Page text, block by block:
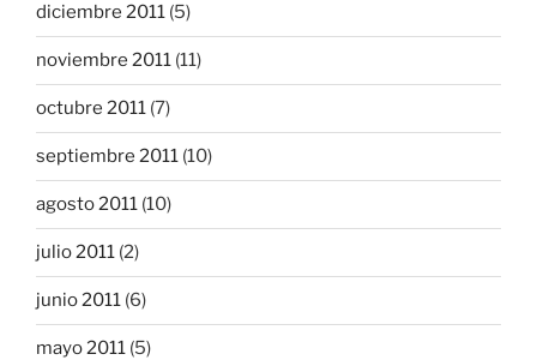
diciembre 2011 (5)
noviembre 2011 (11)
octubre 2011 (7)
septiembre 2011 (10)
agosto 2011 (10)
julio 2011 (2)
junio 2011 (6)
mayo 2011 (5)